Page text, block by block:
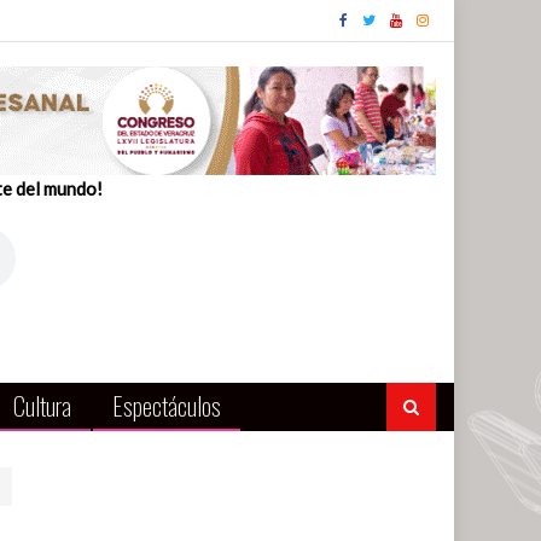
del mundo!
Cultura Espectáculos